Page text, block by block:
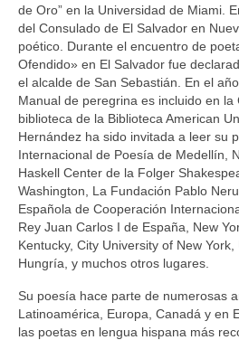
de Oro” en la Universidad de Miami.
del Consulado de El Salvador en
poético. Durante el encuentro de
Ofendido» en El Salvador fue
el alcalde de San Sebastián. En el
Manual de peregrina es incluido en la
biblioteca de la Biblioteca American
Hernández ha sido invitada a leer su
Internacional de Poesía de Medellín,
Haskell Center de la Folger
Washington, La Fundación Pablo
Española de Cooperación
Rey Juan Carlos I de España, New
Kentucky, City University of New
Hungría, y muchos otros lugares.
Su poesía hace parte de numerosas
Latinoamérica, Europa, Canadá y en
las poetas en lengua hispana más